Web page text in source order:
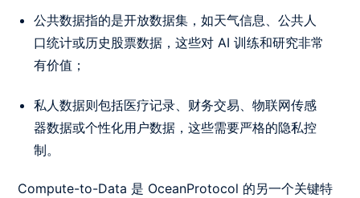
公共数据指的是开放数据集，如天气信息、公共人
口统计或历史股票数据，这些对 AI 训练和研究非常
有价值；
私人数据则包括医疗记录、财务交易、物联网传感
器数据或个性化用户数据，这些需要严格的隐私控
制。
Compute-to-Data 是 OceanProtocol 的另一个关键特